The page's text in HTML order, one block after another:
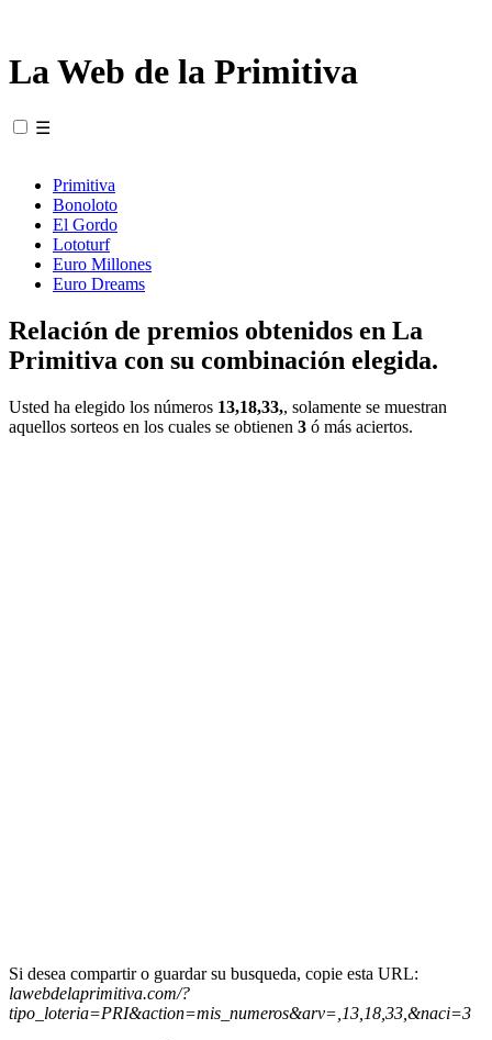
La Web de la Primitiva
☰
Primitiva
Bonoloto
El Gordo
Lototurf
Euro Millones
Euro Dreams
Relación de premios obtenidos en La
Primitiva con su combinación elegida.
Usted ha elegido los números 13,18,33,, solamente se muestran
aquellos sorteos en los cuales se obtienen 3 ó más aciertos.
Si desea compartir o guardar su busqueda, copie esta URL:
lawebdelaprimitiva.com/?
tipo_loteria=PRI&action=mis_numeros&arv=,13,18,33,&naci=3